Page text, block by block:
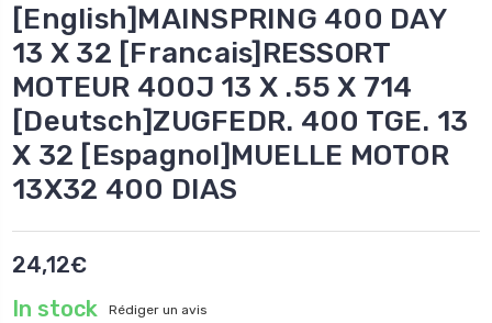
[English]MAINSPRING 400 DAY
13 X 32 [Francais]RESSORT
MOTEUR 400J 13 X .55 X 714
[Deutsch]ZUGFEDR. 400 TGE. 13
X 32 [Espagnol]MUELLE MOTOR
13X32 400 DIAS
24,12€
In stock
Rédiger un avis